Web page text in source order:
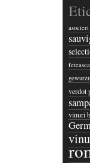
verdot
vinuri